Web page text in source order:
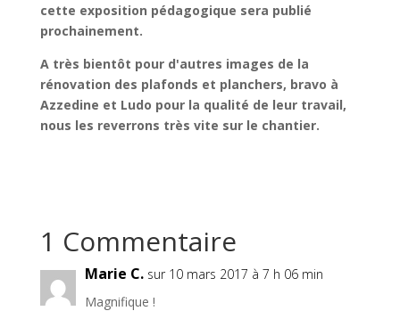
cette exposition pédagogique sera publié
prochainement.
A très bientôt pour d'autres images de la
rénovation des plafonds et planchers, bravo à
Azzedine et Ludo pour la qualité de leur travail,
nous les reverrons très vite sur le chantier.
1 Commentaire
Marie C. sur 10 mars 2017 à 7 h 06 min
Magnifique !